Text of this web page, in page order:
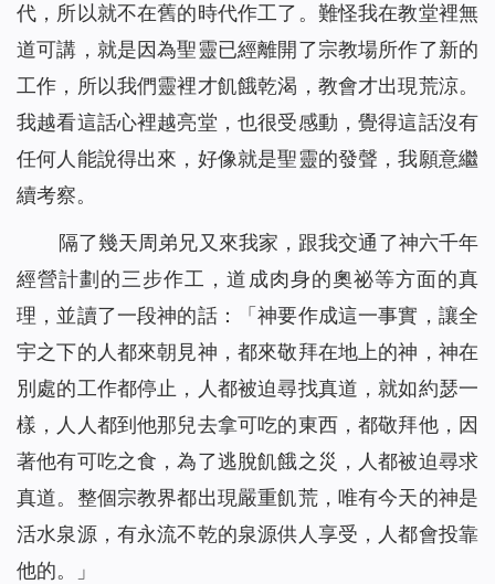
代，所以就不在舊的時代作工了。難怪我在教堂裡無
道可講，就是因為聖靈已經離開了宗教場所作了新的
工作，所以我們靈裡才飢餓乾渴，教會才出現荒涼。
我越看這話心裡越亮堂，也很受感動，覺得這話沒有
任何人能說得出來，好像就是聖靈的發聲，我願意繼
續考察。
隔了幾天周弟兄又來我家，跟我交通了神六千年
經營計劃的三步作工，道成肉身的奧祕等方面的真
理，並讀了一段神的話：「神要作成這一事實，讓全
宇之下的人都來朝見神，都來敬拜在地上的神，神在
別處的工作都停止，人都被迫尋找真道，就如約瑟一
樣，人人都到他那兒去拿可吃的東西，都敬拜他，因
著他有可吃之食，為了逃脫飢餓之災，人都被迫尋求
真道。整個宗教界都出現嚴重飢荒，唯有今天的神是
活水泉源，有永流不乾的泉源供人享受，人都會投靠
他的。
」